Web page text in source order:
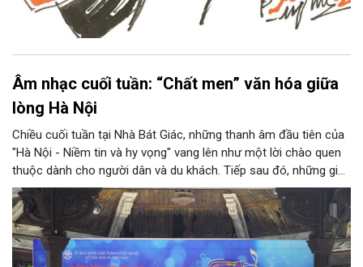
Âm nhạc cuối tuần: “Chất men” văn hóa giữa
lòng Hà Nội
Chiều cuối tuần tại Nhà Bát Giác, những thanh âm đầu tiên của
"Hà Nội - Niềm tin và hy vọng" vang lên như một lời chào quen
thuộc dành cho người dân và du khách. Tiếp sau đó, những giai
điệu jazz kinh điển của thế giới lần lượt cất lên qua phần biểu
diễn của NSƯT Quyền Văn Minh và các nghệ sĩ Bình Minh Jazz
Club, mở ra một không gian âm nhạc giàu cảm xúc ngay giữa
trung tâm Thủ đô.